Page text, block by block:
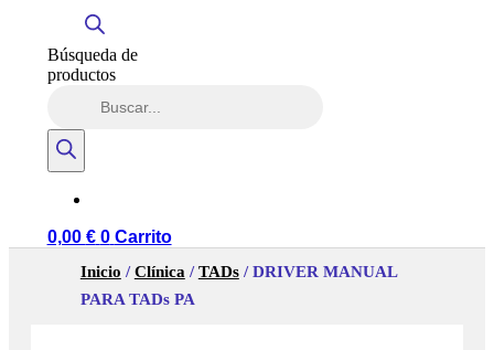
Búsqueda de
productos
0,00 € 0 Carrito
Inicio /Clínica /TADs/ DRIVER MANUAL
PARA TADs PA